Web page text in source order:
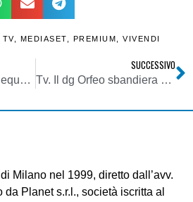
TV, MEDIASET PREMIUM VIVENDI
Tv, pirateria online. Sequestrati 8 siti che diffondevano contenuti protetti. Indagini con sistema “follow the money”
SUCCESSIVO
Tv. Il dg Orfeo sbandiera orgoglio Rai alla presentazione dei palinsesti: Fazio è una risorsa; voglio anche Benigni
Milano nel 1999, diretto dall’avv.
Planet s.r.l., società iscritta al